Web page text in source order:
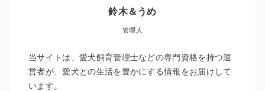
鈴木＆うめ
管理人
当サイトは、愛犬飼育管理士などの専門資格を持つ運
営者が、愛犬との生活を豊かにする情報をお届けして
います。